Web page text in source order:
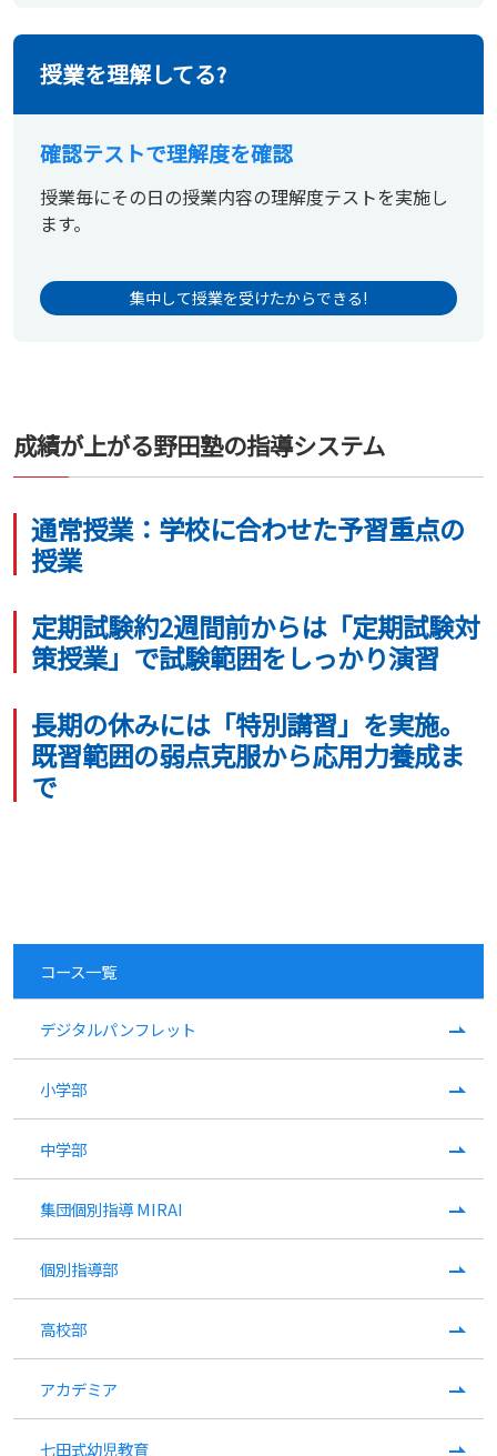
授業を理解してる?
確認テストで理解度を確認
授業毎にその日の授業内容の理解度テストを実施し
ます。
集中して授業を受けたからできる!
成績が上がる野田塾の指導システム
通常授業：学校に合わせた予習重点の
授業
定期試験約2週間前からは「定期試験対
策授業」で試験範囲をしっかり演習
長期の休みには「特別講習」を実施。
既習範囲の弱点克服から応用力養成ま
で
コース一覧
デジタルパンフレット
小学部
中学部
集団個別指導 MIRAI
個別指導部
高校部
アカデミア
七田式幼児教育